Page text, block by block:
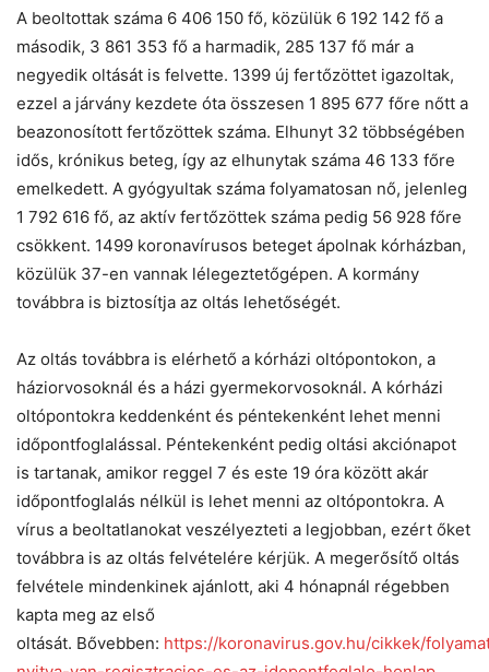
A beoltottak száma 6 406 150 fő, közülük 6 192 142 fő a
második, 3 861 353 fő a harmadik, 285 137 fő már a
negyedik oltását is felvette. 1399 új fertőzöttet igazoltak,
ezzel a járvány kezdete óta összesen 1 895 677 főre nőtt a
beazonosított fertőzöttek száma. Elhunyt 32 többségében
idős, krónikus beteg, így az elhunytak száma 46 133 főre
emelkedett. A gyógyultak száma folyamatosan nő, jelenleg
1 792 616 fő, az aktív fertőzöttek száma pedig 56 928 főre
csökkent. 1499 koronavírusos beteget ápolnak kórházban,
közülük 37-en vannak lélegeztetőgépen. A kormány
továbbra is biztosítja az oltás lehetőségét.
Az oltás továbbra is elérhető a kórházi oltópontokon, a
háziorvosoknál és a házi gyermekorvosoknál. A kórházi
oltópontokra keddenként és péntekenként lehet menni
időpontfoglalással. Péntekenként pedig oltási akciónapot
is tartanak, amikor reggel 7 és este 19 óra között akár
időpontfoglalás nélkül is lehet menni az oltópontokra. A
vírus a beoltatlanokat veszélyezteti a legjobban, ezért őket
továbbra is az oltás felvételére kérjük. A megerősítő oltás
felvétele mindenkinek ajánlott, aki 4 hónapnál régebben
kapta meg az első
oltását. Bővebben: https://koronavirus.gov.hu/cikkek/